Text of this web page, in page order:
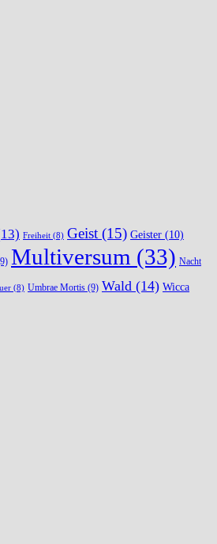
Freiheit (8) Geist (15) Geister (10)
Multiversum (33) Nacht
(8) Umbrae Mortis (9) Wald (14) Wicca